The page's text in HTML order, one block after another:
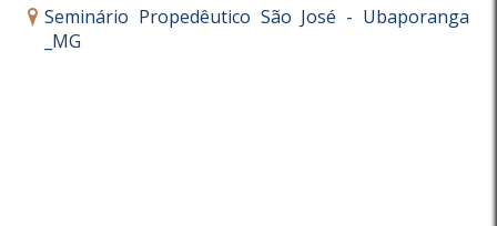
Seminário Propedêutico São José - Ubaporanga
_MG